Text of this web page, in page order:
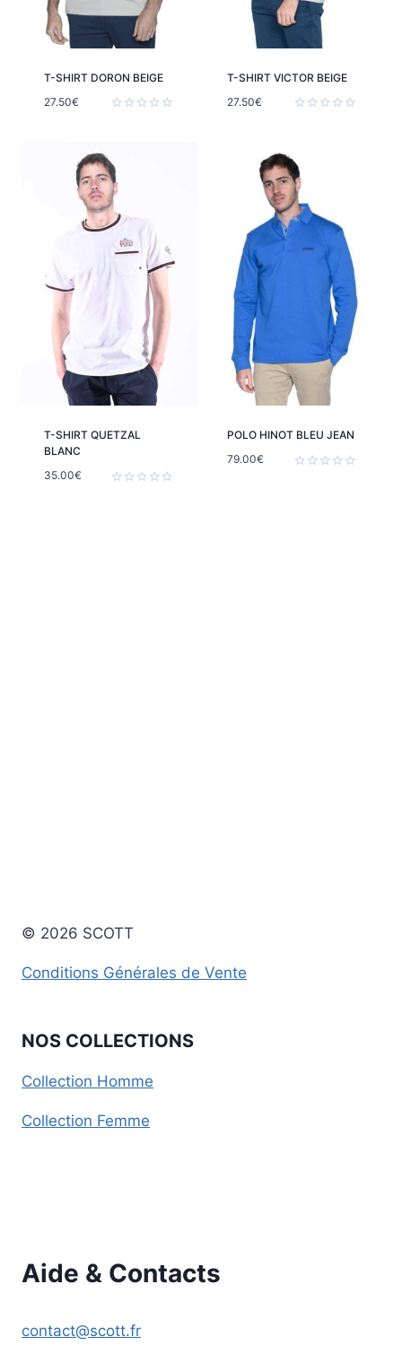
T-SHIRT DORON BEIGE
5
27.50€
T-SHIRT VICTOR BEIGE
5
27.50€
T-SHIRT QUETZAL
BLANC
35.00€
POLO HINOT BLEU JEAN
79.00€
© 2026 SCOTT
Conditions Générales de Vente
NOS COLLECTIONS
Collection Homme
Collection Femme
Aide & Contacts
contact@scott.fr